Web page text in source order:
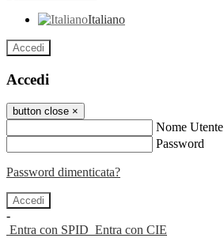
Italiano
Accedi
Accedi
button close ×
Nome Utente
Password
Password dimenticata?
-
Entra con SPID Entra con CIE